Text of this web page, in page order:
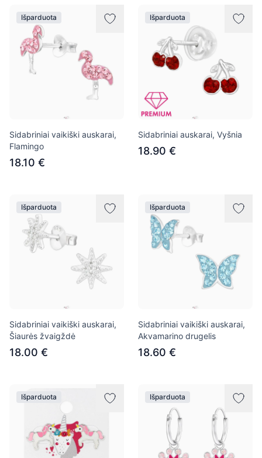
Išparduota
Sidabriniai vaikiški auskarai,
Flamingo
18.10 €
Išparduota
Sidabriniai auskarai, Vyšnia
18.90 €
Išparduota
Sidabriniai vaikiški auskarai,
Šiaurės žvaigždė
18.00 €
Išparduota
Sidabriniai vaikiški auskarai,
Akvamarino drugelis
18.60 €
Išparduota Išparduota